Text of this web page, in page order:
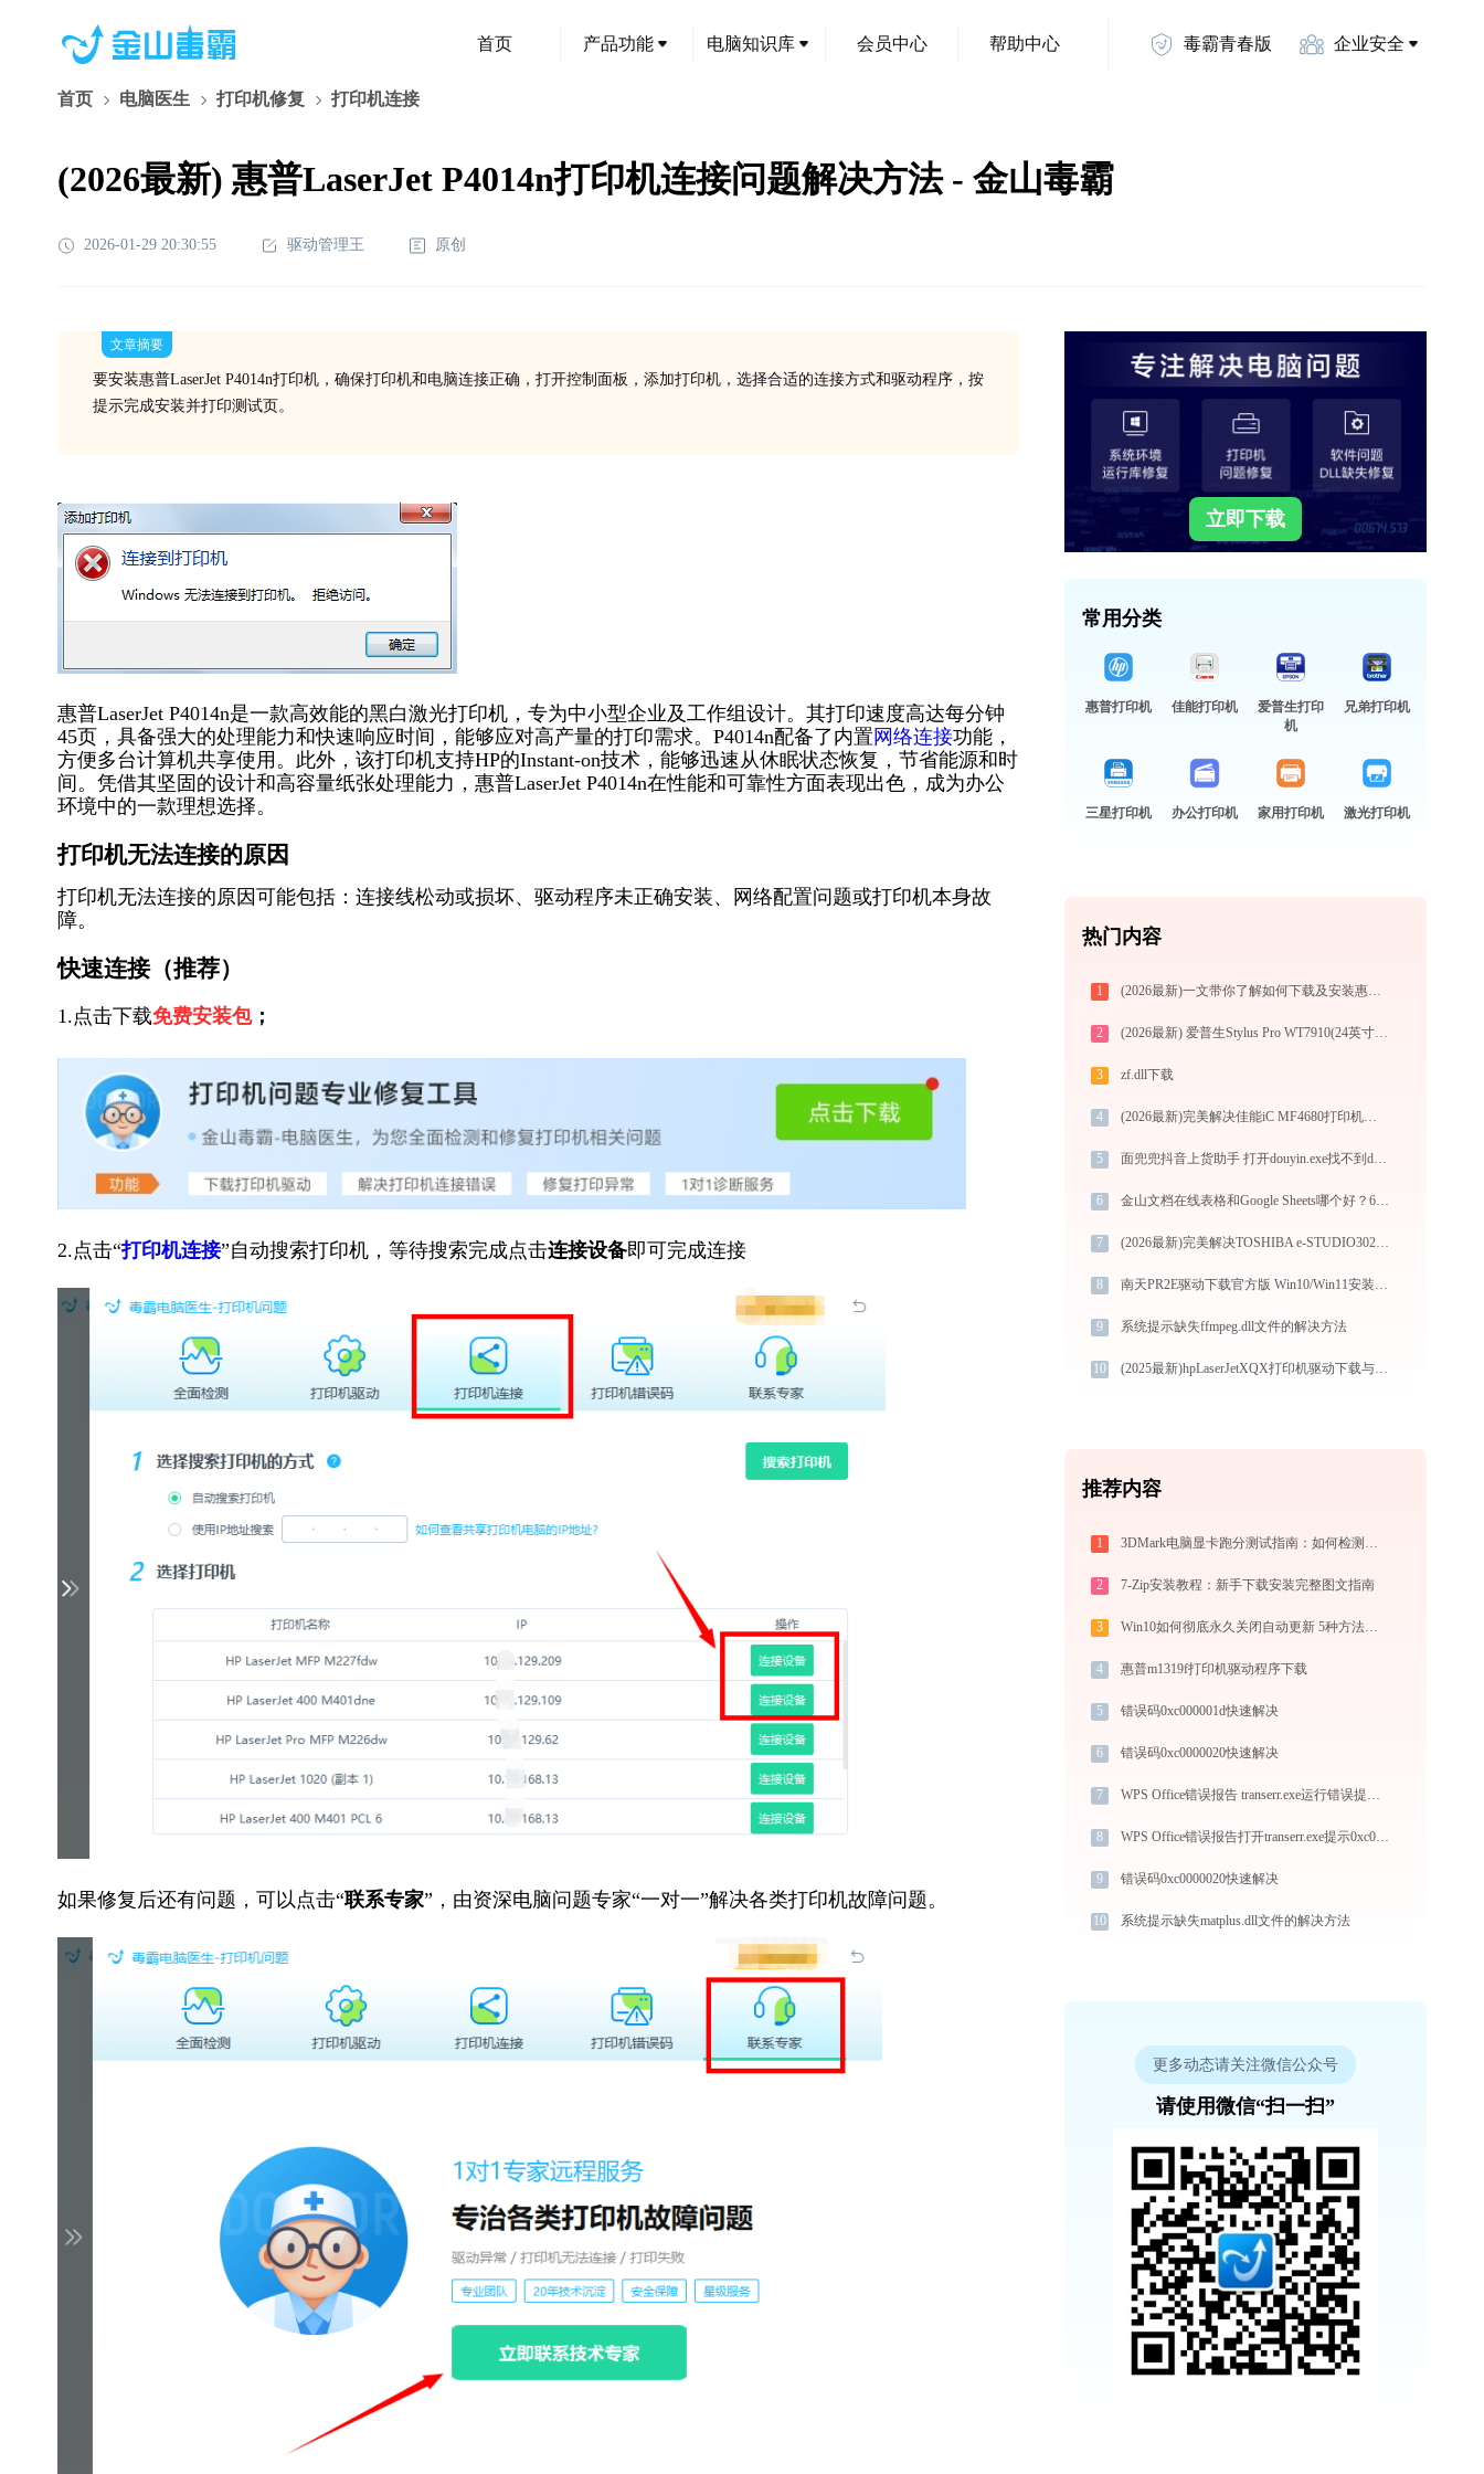
首页 产品功能 电脑知识库 会员中心 帮助中心 毒霸青春版 企业安全
首页 电脑医生 打印机修复 打印机连接
(2026最新) 惠普LaserJet P4014n打印机连接问题解决方法 - 金山毒霸
2026-01-29 20:30:55 驱动管理王 原创
文章摘要
要安装惠普LaserJet P4014n打印机，确保打印机和电脑连接正确，打开控制面板，添加打印机，选择合适的连接方式和驱动程序，按
提示完成安装并打印测试页。
惠普LaserJet P4014n是一款高效能的黑白激光打印机，专为中小型企业及工作组设计。其打印速度高达每分钟
45页，具备强大的处理能力和快速响应时间，能够应对高产量的打印需求。P4014n配备了内置 网络连接功能，
方便多台计算机共享使用。此外，该打印机支持HP的Instant-on技术，能够迅速从休眠状态恢复，节省能源和时
间。凭借其坚固的设计和高容量纸张处理能力，惠普LaserJet P4014n在性能和可靠性方面表现出色，成为办公
环境中的一款理想选择。
打印机无法连接的原因
打印机无法连接的原因可能包括：连接线松动或损坏、驱动程序未正确安装、网络配置问题或打印机本身故
障。
快速连接（推荐）
1.点击下载免费安装包；
2.点击“打印机连接”自动搜索打印机，等待搜索完成点击连接设备即可完成连接
如果修复后还有问题，可以点击“联系专家”，由资深电脑问题专家“一对一”解决各类打印机故障问题。
立即下载
常用分类
惠普打印机 佳能打印机
爱普生打印
机
兄弟打印机
三星打印机 办公打印机 家用打印机 激光打印机
热门内容
1 (2026最新)一文带你了解如何下载及安装惠普OFFICEJET PRO 8710打印机驱动
2 (2026最新) 爱普生Stylus Pro WT7910(24英寸)打印机如何连接？-金山毒霸
3 zf.dll下载
4 (2026最新)完美解决佳能iC MF4680打印机驱动安装困扰，全面下载安装教程
5 面兜兜抖音上货助手 打开douyin.exe找不到dwmapi.dll怎么办
6 金山文档在线表格和Google Sheets哪个好？6维度对比
7 (2026最新)完美解决TOSHIBA e-STUDIO302DNF PC-FAX打印机驱动安装困扰，全面下载安装教程
8 南天PR2E驱动下载官方版 Win10/Win11安装教程
9 系统提示缺失ffmpeg.dll文件的解决方法
10 (2025最新)hpLaserJetXQX打印机驱动下载与安装指南 - 官方驱动支持
推荐内容
1 3DMark电脑显卡跑分测试指南：如何检测显卡性能与看懂测试分数
2 7-Zip安装教程：新手下载安装完整图文指南
3 Win10如何彻底永久关闭自动更新 5种方法教你永久关闭win10自动更新
4 惠普m1319f打印机驱动程序下载
5 错误码0xc000001d快速解决
6 错误码0xc0000020快速解决
7 WPS Office错误报告 transerr.exe运行错误提示0xc000000d的解决办法
8 WPS Office错误报告打开transerr.exe提示0xc000000d错误码怎么办
9 错误码0xc0000020快速解决
10 系统提示缺失matplus.dll文件的解决方法
更多动态请关注微信公众号
请使用微信“扫一扫”